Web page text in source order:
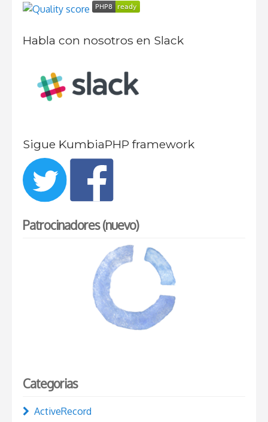
Habla con nosotros en Slack
Sigue KumbiaPHP framework
Patrocinadores (nuevo)
Categorias
ActiveRecord